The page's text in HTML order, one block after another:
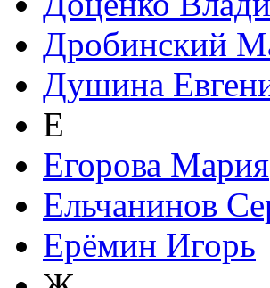
Дробинский
Душина
Е
Егорова Мария
Ельчанинов
Ерёмин Игорь